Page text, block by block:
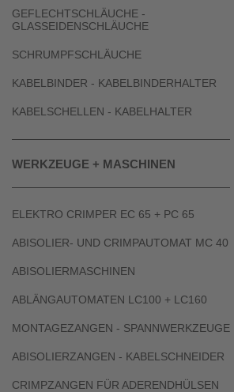
GEFLECHTSCHLÄUCHE -
GLASSEIDENSCHLÄUCHE
SCHRUMPFSCHLÄUCHE
KABELBINDER - KABELBINDERHALTER
KABELSCHELLEN - KABELHALTER
WERKZEUGE + MASCHINEN
ELEKTRO CRIMPER EC 65 + PC 65
ABISOLIER- UND CRIMPAUTOMAT MC 40
ABISOLIERMASCHINEN
ABLÄNGAUTOMATEN LC100 + LC160
MONTAGEZANGEN - SPANNWERKZEUGE
ABISOLIERZANGEN - KABELSCHNEIDER
CRIMPZANGEN FÜR ADERENDHÜLSEN